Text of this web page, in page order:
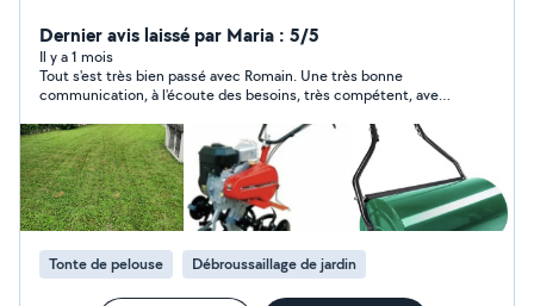
Dernier avis laissé par Maria : 5/5
Il y a 1 mois
Tout s'est très bien passé avec Romain. Une très bonne
communication, à l'écoute des besoins, très compétent, avec
Tonte de pelouse Débroussaillage de jardin